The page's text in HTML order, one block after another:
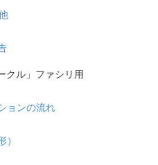
クル」ファシリ用
ョンの流れ